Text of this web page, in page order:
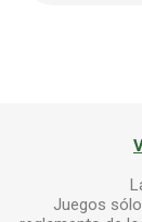
Juegos